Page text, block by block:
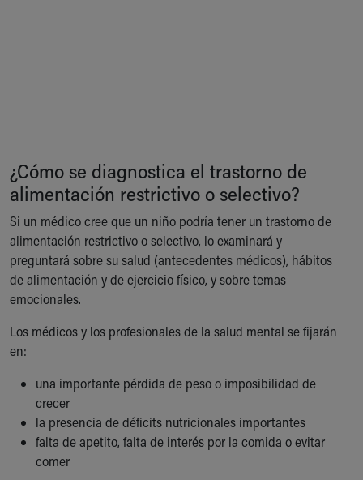
¿Cómo se diagnostica el trastorno de
alimentación restrictivo o selectivo?
Si un médico cree que un niño podría tener un trastorno de
alimentación restrictivo o selectivo, lo examinará y
preguntará sobre su salud (antecedentes médicos), hábitos
de alimentación y de ejercicio físico, y sobre temas
emocionales.
Los médicos y los profesionales de la salud mental se fijarán
en:
una importante pérdida de peso o imposibilidad de
crecer
la presencia de déficits nutricionales importantes
falta de apetito, falta de interés por la comida o evitar
comer